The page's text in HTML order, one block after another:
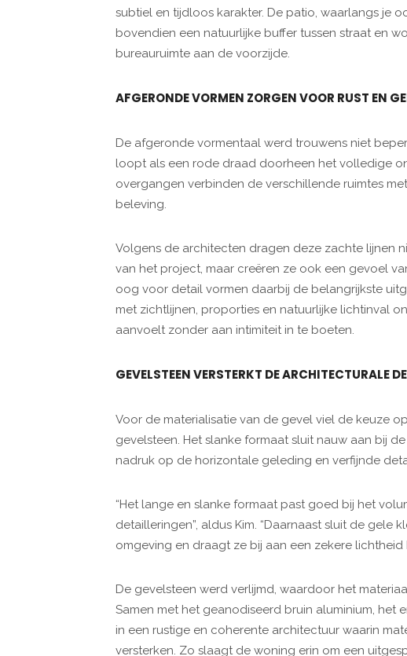
subtiel en tijdloos karakter. De patio, waarlangs je
bovendien een natuurlijke buffer tussen straat en
bureauruimte aan de voorzijde.
AFGERONDE VORMEN ZORGEN VOOR RUST EN
De afgeronde vormentaal werd trouwens niet
loopt als een rode draad doorheen het volledige
overgangen verbinden de verschillende ruimtes
beleving.
Volgens de architecten dragen deze zachte lijnen
van het project, maar creëren ze ook een gevoel
oog voor detail vormen daarbij de belangrijkste
met zichtlijnen, proporties en natuurlijke lichtinval
aanvoelt zonder aan intimiteit in te boeten.
GEVELSTEEN VERSTERKT DE ARCHITECTURALE
Voor de materialisatie van de gevel viel de keuze
gevelsteen. Het slanke formaat sluit nauw aan bij
nadruk op de horizontale geleding en verfijnde
“Het lange en slanke formaat past goed bij het
detailleringen”, aldus Kim. “Daarnaast sluit de gele
omgeving en draagt ze bij aan een zekere lichtheid
De gevelsteen werd verlijmd, waardoor het
Samen met het geanodiseerd bruin aluminium, het
in een rustige en coherente architectuur waarin
versterken. Zo slaagt de woning erin om een